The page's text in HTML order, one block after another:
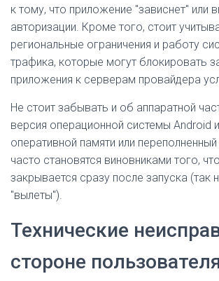
к тому, что приложение "зависнет" или
авторизации. Кроме того, стоит
региональные ограничения и работу
трафика, которые могут блокировать
приложения к серверам провайдера
Не стоит забывать и об аппаратной
версия операционной системы Android
оперативной памяти или
часто становятся виновниками того,
закрывается сразу после запуска (так
"вылеты").
Технические
стороне